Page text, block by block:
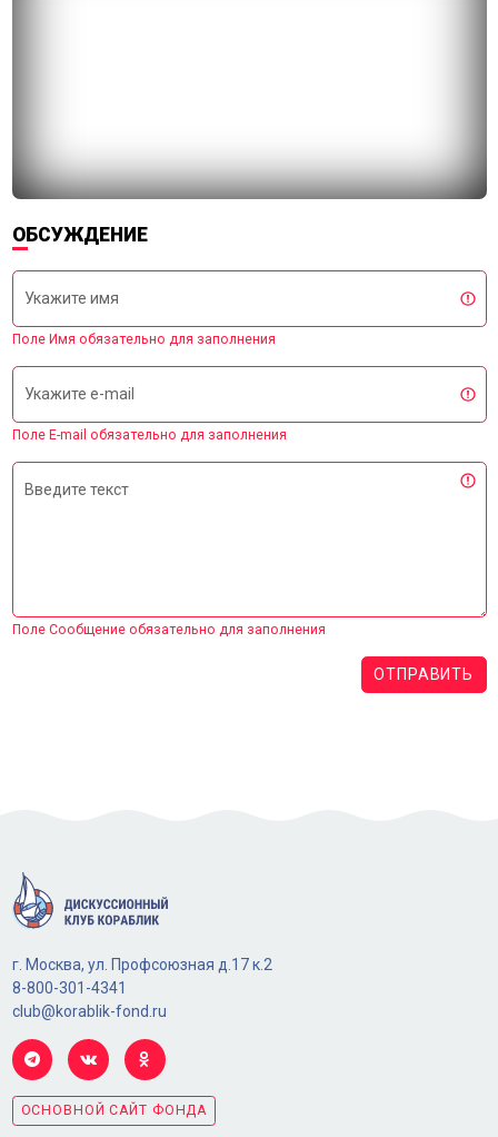
ОБСУЖДЕНИЕ
Укажите имя
Поле Имя обязательно для заполнения
Укажите e-mail
Поле E-mail обязательно для заполнения
Введите текст
Поле Сообщение обязательно для заполнения
ОТПРАВИТЬ
г. Москва, ул. Профсоюзная д.17 к.2
8-800-301-4341
club@korablik-fond.ru
ОСНОВНОЙ САЙТ ФОНДА